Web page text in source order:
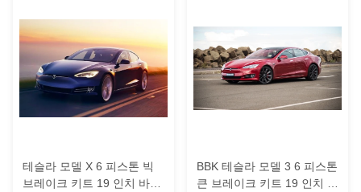
테슬라 모델 X 6 피스톤 빅
브레이크 키트 19 인치 바퀴
BBK 테슬라 모델 3 6 피스톤
큰 브레이크 키트 19 인치 바